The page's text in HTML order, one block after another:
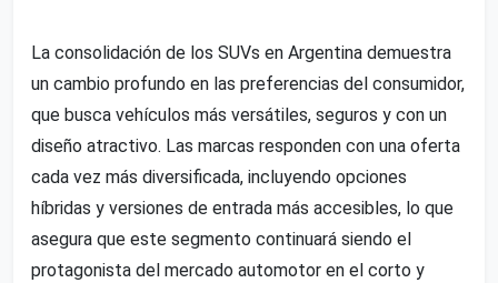
La consolidación de los SUVs en Argentina demuestra
un cambio profundo en las preferencias del consumidor,
que busca vehículos más versátiles, seguros y con un
diseño atractivo. Las marcas responden con una oferta
cada vez más diversificada, incluyendo opciones
híbridas y versiones de entrada más accesibles, lo que
asegura que este segmento continuará siendo el
protagonista del mercado automotor en el corto y